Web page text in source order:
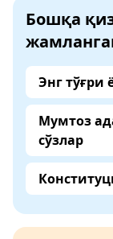
Бошқа
Энг тўғри
Мумтоз
сўзлар